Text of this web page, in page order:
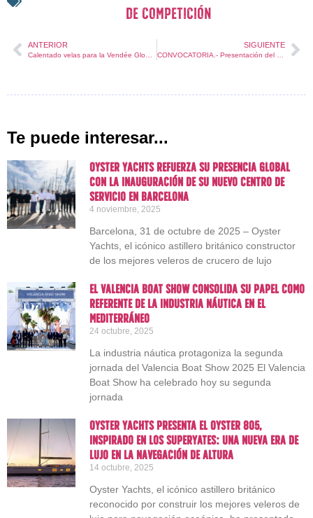
de competición
ANTERIOR SIGUIENTE
Te puede interesar...
Oyster Yachts refuerza su presencia global
con la inauguración de su nuevo centro de
servicio en Barcelona
4 noviembre, 2025
Barcelona, 31 de octubre de 2025 – Oyster
Yachts, el icónico astillero británico constructor
de los mejores veleros de crucero de lujo
El Valencia Boat Show consolida su papel como
referente de la industria náutica en el
Mediterráneo
24 octubre, 2025
La industria náutica protagoniza la segunda
jornada del Valencia Boat Show 2025 El Valencia
Boat Show ha celebrado hoy su segunda
jornada
Oyster Yachts presenta el Oyster 805,
inspirado en los superyates: una nueva era de
lujo en la navegación de altura
14 octubre, 2025
Oyster Yachts, el icónico astillero británico
reconocido por construir los mejores veleros de